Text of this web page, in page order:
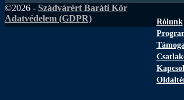
Rólunk
©2026 - Szádvárért Baráti Kör
Adatvédelem (GDPR)